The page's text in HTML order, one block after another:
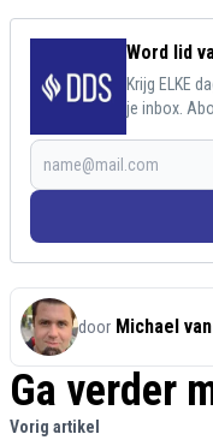
Word lid
Krijg ELKE
je inbox.
door Michael
Ga verder
Vorig artikel